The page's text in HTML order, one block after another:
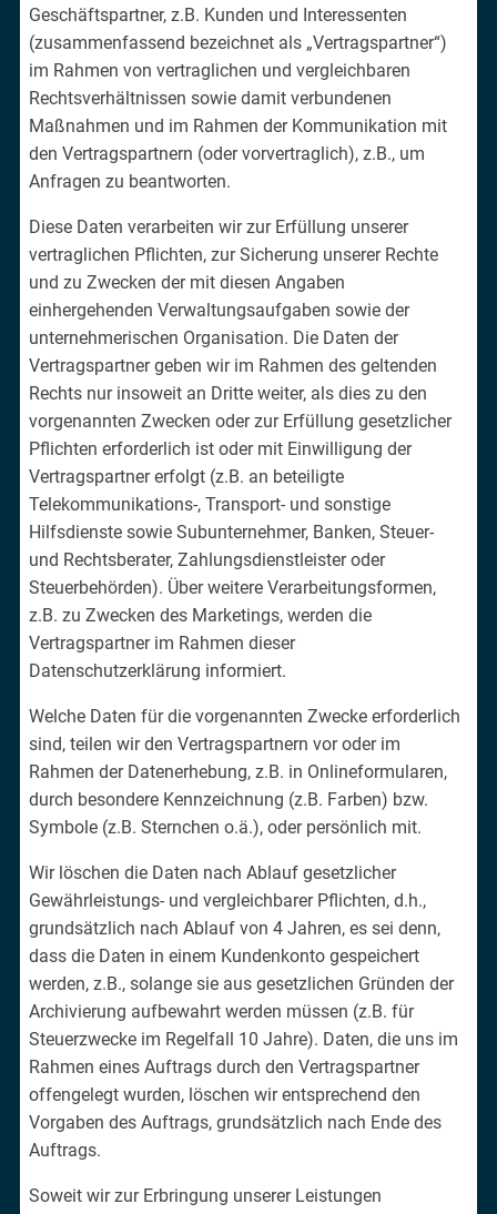
Geschäftspartner, z.B. Kunden und Interessenten
(zusammenfassend bezeichnet als „Vertragspartner“)
im Rahmen von vertraglichen und vergleichbaren
Rechtsverhältnissen sowie damit verbundenen
Maßnahmen und im Rahmen der Kommunikation mit
den Vertragspartnern (oder vorvertraglich), z.B., um
Anfragen zu beantworten.
Diese Daten verarbeiten wir zur Erfüllung unserer
vertraglichen Pflichten, zur Sicherung unserer Rechte
und zu Zwecken der mit diesen Angaben
einhergehenden Verwaltungsaufgaben sowie der
unternehmerischen Organisation. Die Daten der
Vertragspartner geben wir im Rahmen des geltenden
Rechts nur insoweit an Dritte weiter, als dies zu den
vorgenannten Zwecken oder zur Erfüllung gesetzlicher
Pflichten erforderlich ist oder mit Einwilligung der
Vertragspartner erfolgt (z.B. an beteiligte
Telekommunikations-, Transport- und sonstige
Hilfsdienste sowie Subunternehmer, Banken, Steuer-
und Rechtsberater, Zahlungsdienstleister oder
Steuerbehörden). Über weitere Verarbeitungsformen,
z.B. zu Zwecken des Marketings, werden die
Vertragspartner im Rahmen dieser
Datenschutzerklärung informiert.
Welche Daten für die vorgenannten Zwecke erforderlich
sind, teilen wir den Vertragspartnern vor oder im
Rahmen der Datenerhebung, z.B. in Onlineformularen,
durch besondere Kennzeichnung (z.B. Farben) bzw.
Symbole (z.B. Sternchen o.ä.), oder persönlich mit.
Wir löschen die Daten nach Ablauf gesetzlicher
Gewährleistungs- und vergleichbarer Pflichten, d.h.,
grundsätzlich nach Ablauf von 4 Jahren, es sei denn,
dass die Daten in einem Kundenkonto gespeichert
werden, z.B., solange sie aus gesetzlichen Gründen der
Archivierung aufbewahrt werden müssen (z.B. für
Steuerzwecke im Regelfall 10 Jahre). Daten, die uns im
Rahmen eines Auftrags durch den Vertragspartner
offengelegt wurden, löschen wir entsprechend den
Vorgaben des Auftrags, grundsätzlich nach Ende des
Auftrags.
Soweit wir zur Erbringung unserer Leistungen